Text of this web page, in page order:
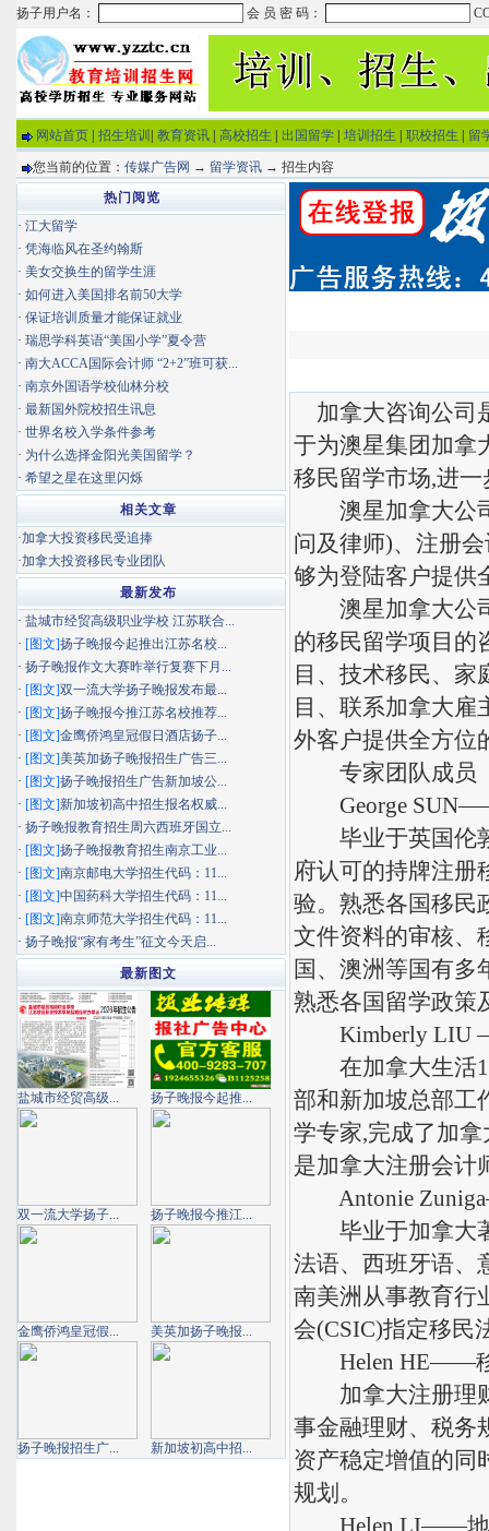
网站首页 招生培训 教育资讯 高校招生 出国留学 培训招生 职校招生 留
您当前的位置： 传媒广告网 → 留学资讯 → 招生内容
加拿大咨询公司
于为澳星集团加拿
移民留学市场,进
澳星加拿大公司
问及律师)、注册
够为登陆客户提供
澳星加拿大公司
的移民留学项目的
目、技术移民、家
目、联系加拿大雇
外客户提供全方位
专家团队成员
George SUN——
毕业于英国伦敦
府认可的持牌注册
验。熟悉各国移民
文件资料的审核、
国、澳洲等国有多
熟悉各国留学政策
Kimberly LIU
在加拿大生活10
部和新加坡总部工
学专家,完成了加
是加拿大注册会计
Antonie
毕业于加拿大著
法语、西班牙语、
南美洲从事教育行
会(CSIC)指定移民
Helen HE——移
加拿大注册理财
事金融理财、税务
资产稳定增值的同
规划。
Helen LI——地
热门阅览
· 江大留学
· 凭海临风在圣约翰斯
· 美女交换生的留学生涯
· 如何进入美国排名前50大学
· 保证培训质量才能保证就业
· 瑞思学科英语“美国小学”夏令营
· 南大ACCA国际会计师 “2+2”班可获...
· 南京外国语学校仙林分校
· 最新国外院校招生讯息
· 世界名校入学条件参考
· 为什么选择金阳光美国留学？
· 希望之星在这里闪烁
相关文章
·加拿大投资移民受追捧
·加拿大投资移民专业团队
最新发布
· 盐城市经贸高级职业学校 江苏联合...
· [图文]扬子晚报今起推出江苏名校...
· 扬子晚报作文大赛昨举行复赛下月...
· [图文]双一流大学扬子晚报发布最...
· [图文]扬子晚报今推江苏名校推荐...
· [图文]金鹰侨鸿皇冠假日酒店扬子...
· [图文]美英加扬子晚报招生广告三...
· [图文]扬子晚报招生广告新加坡公...
· [图文]新加坡初高中招生报名权威...
· 扬子晚报教育招生周六西班牙国立...
· [图文]扬子晚报教育招生南京工业...
· [图文]南京邮电大学招生代码：11...
· [图文]中国药科大学招生代码：11...
· [图文]南京师范大学招生代码：11...
· 扬子晚报“家有考生”征文今天启...
最新图文
盐城市经贸高级... 扬子晚报今起推...
双一流大学扬子... 扬子晚报今推江...
金鹰侨鸿皇冠假... 美英加扬子晚报...
扬子晚报招生广... 新加坡初高中招...